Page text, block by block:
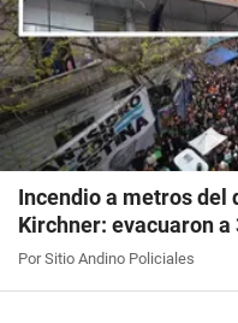
Incendio a metros del
Kirchner: evacuaron a
Por Sitio Andino Policiales